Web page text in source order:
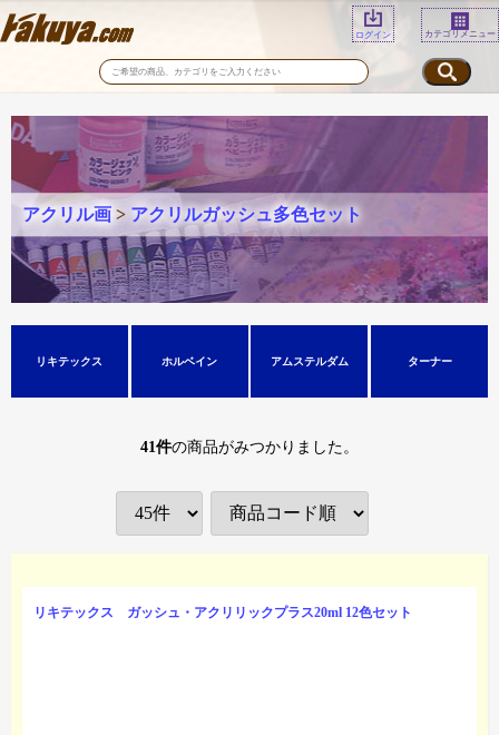
ログイン カテゴリメニュー
アクリル画 > アクリルガッシュ多色セット
リキテックス ホルベイン アムステルダム ターナー
41件の商品がみつかりました。
リキテックス ガッシュ・アクリリックプラス20ml 12色セット